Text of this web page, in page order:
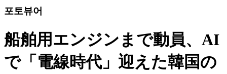
포토뷰어
船舶用エンジンまで動員、AI
で「電線時代」迎えた韓国の